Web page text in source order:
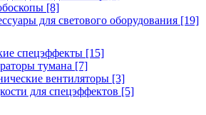
[8]
для светового оборудования [19]
спецэффекты [15]
тумана [7]
вентиляторы [3]
для спецэффектов [5]